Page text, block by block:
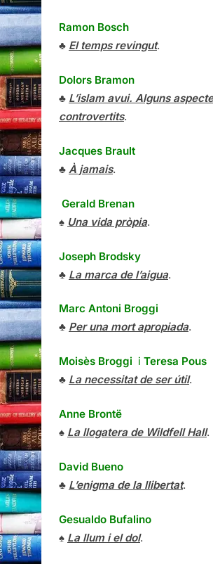
Ramon Bosch
♣ El temps revingut.
Dolors Bramon
♣ L’islam avui. Alguns
controvertits.
Jacques Brault
♣ À jamais.
Gerald Brenan
♠ Una vida pròpia.
Joseph Brodsky
♣ La marca de l’aigua.
Marc Antoni Broggi
♣ Per una mort apropiada.
Moisès Broggi i Teresa Pous
♣ La necessitat de ser útil.
Anne Brontë
♠ La llogatera de Wildfell Hall.
David Bueno
♣ L’enigma de la llibertat.
Gesualdo Bufalino
♠ La llum i el dol.